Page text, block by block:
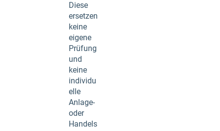
Diese
ersetzen
keine
eigene
Prüfung
und
keine
individu
elle
Anlage-
oder
Handels